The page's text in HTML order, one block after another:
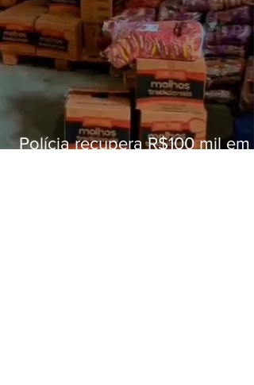
Polícia recupera R$100 mil em